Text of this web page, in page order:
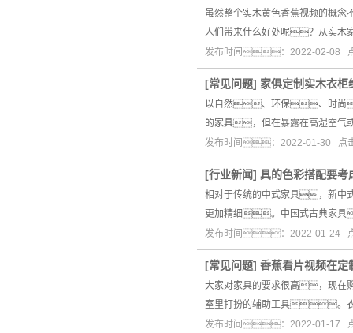
虽然整个实木黄色香蕉视频的概
人们带来什么好处呢？从实木
发布时间：2022-02-08
[常见问题] 家俱定制实木衣柜
以自然、环保、时尚
的家具，但在暴露在高湿空
发布时间：2022-01-30
[行业新闻] 具的色彩搭配要
相对于传统的中式家具，新中
更加精细。中国式古典家具
发布时间：2022-01-24
[常见问题] 香蕉看片视频在
大家对家具的要求很高，现
室里打扮的辅助工具。
发布时间：2022-01-17